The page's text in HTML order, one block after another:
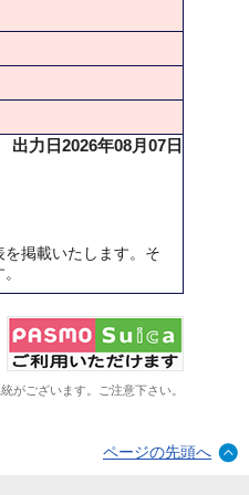
出力日2026年08月07日
掲載いたします。そ
がございます。ご注意下さい。
ページの先頭へ